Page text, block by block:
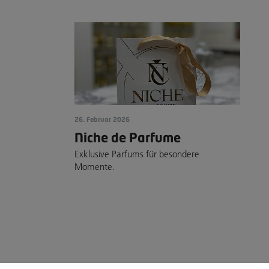
26. Februar 2026
Niche de Parfume
Exklusive Parfums für besondere
Momente.